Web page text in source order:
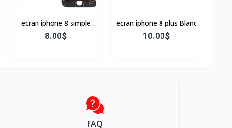
ecran iphone 8 simple
Noir
8.00$
ecran iphone 8 plus Blanc
10.00$
FAQ